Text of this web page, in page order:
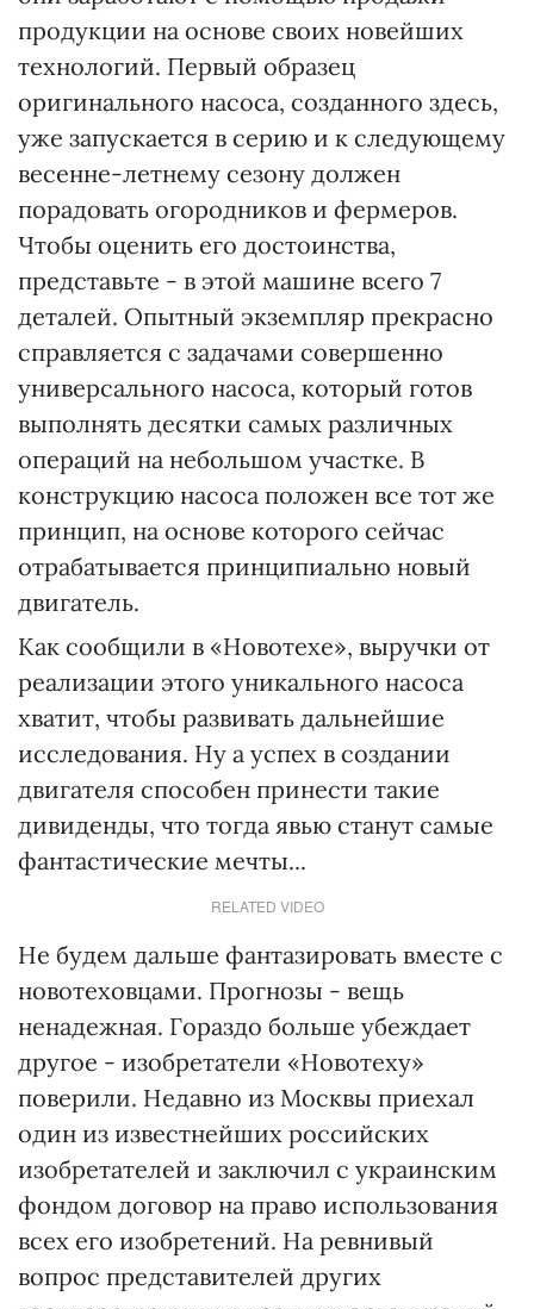
продукции на основе своих новейших
технологий. Первый образец
оригинального насоса, созданного здесь,
уже запускается в серию и к следующему
весенне-летнему сезону должен
порадовать огородников и фермеров.
Чтобы оценить его достоинства,
представьте - в этой машине всего 7
деталей. Опытный экземпляр прекрасно
справляется с задачами совершенно
универсального насоса, который готов
выполнять десятки самых различных
операций на небольшом участке. В
конструкцию насоса положен все тот же
принцип, на основе которого сейчас
отрабатывается принципиально новый
двигатель.
Как сообщили в «Новотехе», выручки от
реализации этого уникального насоса
хватит, чтобы развивать дальнейшие
исследования. Ну а успех в создании
двигателя способен принести такие
дивиденды, что тогда явью станут самые
фантастические мечты...
RELATED VIDEO
Не будем дальше фантазировать вместе с
новотеховцами. Прогнозы - вещь
ненадежная. Гораздо больше убеждает
другое - изобретатели «Новотеху»
поверили. Недавно из Москвы приехал
один из известнейших российских
изобретателей и заключил с украинским
фондом договор на право использования
всех его изобретений. На ревнивый
вопрос представителей других